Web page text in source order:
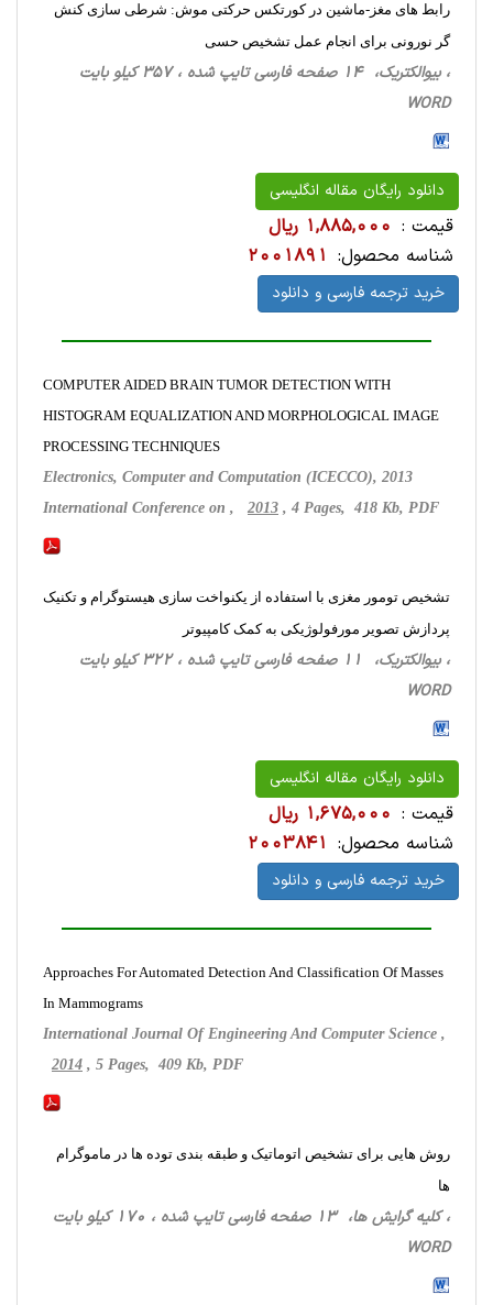
رابط های مغز-ماشین در کورتکس حرکتی موش: شرطی سازی کنش
گر نورونی برای انجام عمل تشخیص حسی
، بیوالکتریک، 14 صفحه فارسی تایپ شده ، 357 کیلو بایت
WORD
دانلود رایگان مقاله انگلیسی
قیمت : 1,885,000 ریال
شناسه محصول: 2001891
خرید ترجمه فارسی و دانلود
COMPUTER AIDED BRAIN TUMOR DETECTION WITH
HISTOGRAM EQUALIZATION AND MORPHOLOGICAL IMAGE
PROCESSING TECHNIQUES
Electronics, Computer and Computation (ICECCO), 2013
International Conference on , 2013 , 4 Pages, 418 Kb, PDF
تشخیص تومور مغزی با استفاده از یکنواخت سازی هیستوگرام و تکنیک
پردازش تصویر مورفولوژیکی به کمک کامپیوتر
، بیوالکتریک، 11 صفحه فارسی تایپ شده ، 322 کیلو بایت
WORD
دانلود رایگان مقاله انگلیسی
قیمت : 1,675,000 ریال
شناسه محصول: 2003841
خرید ترجمه فارسی و دانلود
Approaches For Automated Detection And Classification Of Masses
In Mammograms
International Journal Of Engineering And Computer Science ,
2014 , 5 Pages, 409 Kb, PDF
روش هایی برای تشخیص اتوماتیک و طبقه بندی توده ها در ماموگرام
ها
، کلیه گرایش ها، 13 صفحه فارسی تایپ شده ، 170 کیلو بایت
WORD